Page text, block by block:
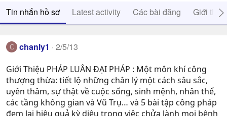
Tin nhắn hồ sơ Latest activity Các bài đăng Giới thiệu
C chanly1 2/5/13
Giới Thiệu PHÁP LUÂN ĐẠI PHÁP : Một môn khí công
thượng thừa: tiết lộ những chân lý một cách sâu sắc,
uyên thâm, sự thật về cuộc sống, sinh mệnh, nhân thể,
các tầng không gian và Vũ Trụ… và 5 bài tập công pháp
đem lại hiệu quả kỳ diệu trong việc chửa lành mọi bệnh